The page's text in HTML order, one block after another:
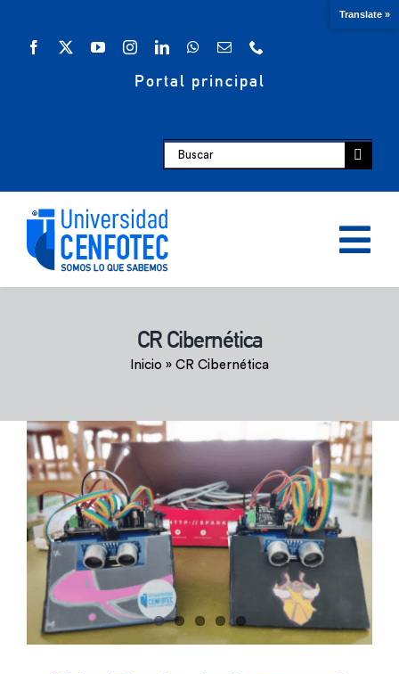
Portal principal
Buscar:
Admisión y Registro
Bienestar Estudiantil
Investigación y Desarrollo
Extensión
CR Cibernética
Inicio » CR Cibernética
Translate »